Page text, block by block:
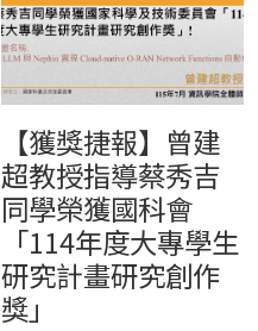
【獲獎捷報】曾建
超教授指導蔡秀吉
同學榮獲國科會
「114年度大專學生
研究計畫研究創作
獎」